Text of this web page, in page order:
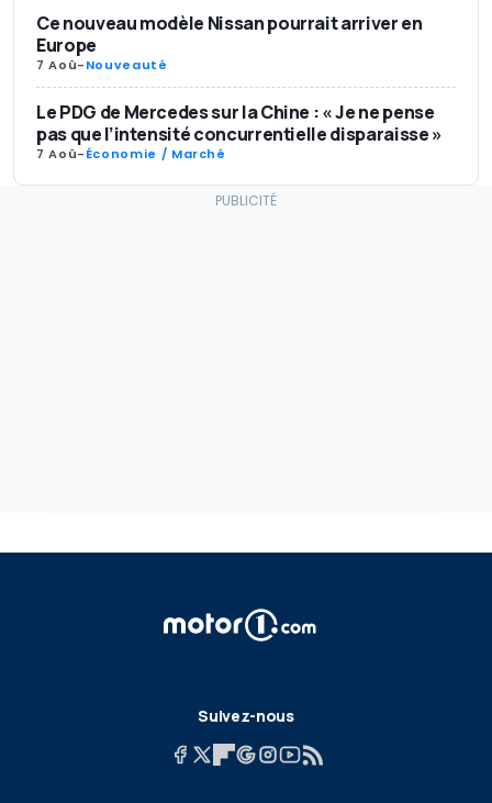
Ce nouveau modèle Nissan pourrait arriver en
Europe
7 Aoû-Nouveauté
Le PDG de Mercedes sur la Chine : « Je ne pense
pas que l’intensité concurrentielle disparaisse »
7 Aoû-Économie / Marché
Suivez-nous